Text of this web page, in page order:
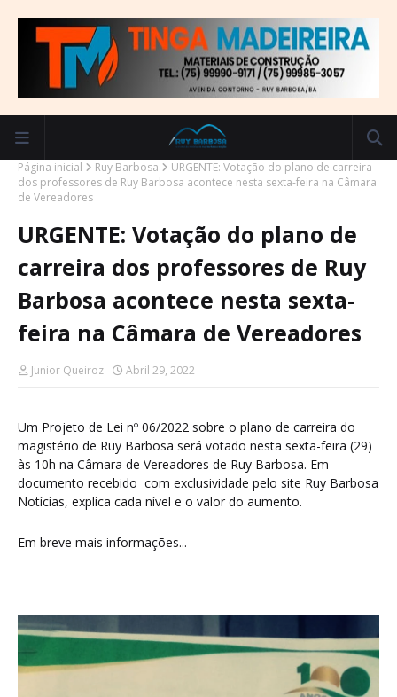
Página inicial Ruy Barbosa
URGENTE: Votação do plano de carreira
dos professores de Ruy Barbosa acontece nesta sexta-feira na Câmara
de Vereadores
URGENTE: Votação do plano de
carreira dos professores de Ruy
Barbosa acontece nesta sexta-
feira na Câmara de Vereadores
Junior Queiroz Abril 29, 2022
Um Projeto de Lei nº 06/2022 sobre o plano de carreira do
magistério de Ruy Barbosa será votado nesta sexta-feira (29)
às 10h na Câmara de Vereadores de Ruy Barbosa. Em
documento recebido com exclusividade pelo site Ruy Barbosa
Notícias, explica cada nível e o valor do aumento.
Em breve mais informações...